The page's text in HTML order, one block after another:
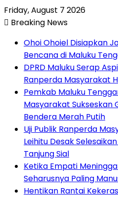
Friday, August 7 2026
Breaking News
Ohoi Ohoiel Disiapkan
Bencana di Maluku
DPRD Maluku Serap
Ranperda Masyarakat
Pemkab Maluku
Masyarakat Sukseskan
Bendera Merah Putih
Uji Publik Ranperda
Leihitu Desak
Tanjung Sial
Ketika Empati
Seharusnya Paling
Hentikan Rantai